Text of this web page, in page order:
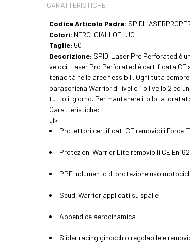
CARATTERISTICHE
Codice Articolo Padre:
Colori: NERO-GIALLOFLUO
Taglie: 50
Descrizione: SPIDI Laser Pro Perforated è
veloci. Laser Pro Perforated è certificata CE
tenacità nelle aree flessibili. Ogni tuta
paraschiena Warrior di livello 1 o livello 2 ed
tutto il giorno. Per mantenere il pilota
Caratteristiche:
ul>
Protettori certificati CE removibili Force-
Protezioni Warrior Lite removibili CE
PPE indumento di protezione uso
Scudi Warrior applicati su spalle
Appendice aerodinamica
Slider racing ginocchio regolabile e